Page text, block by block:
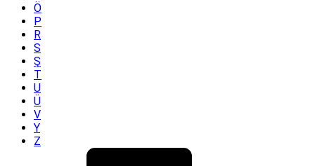
Ö
P
R
S
Ş
T
U
Ü
V
Y
Z